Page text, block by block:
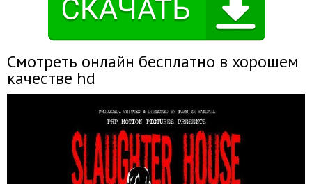
Смотреть онлайн бесплатно в хорошем
качестве hd